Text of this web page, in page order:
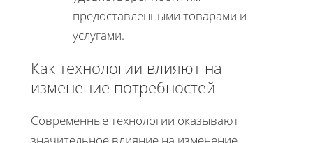
предоставленными товарами и
услугами.
Как технологии влияют на
изменение потребностей
Современные технологии оказывают